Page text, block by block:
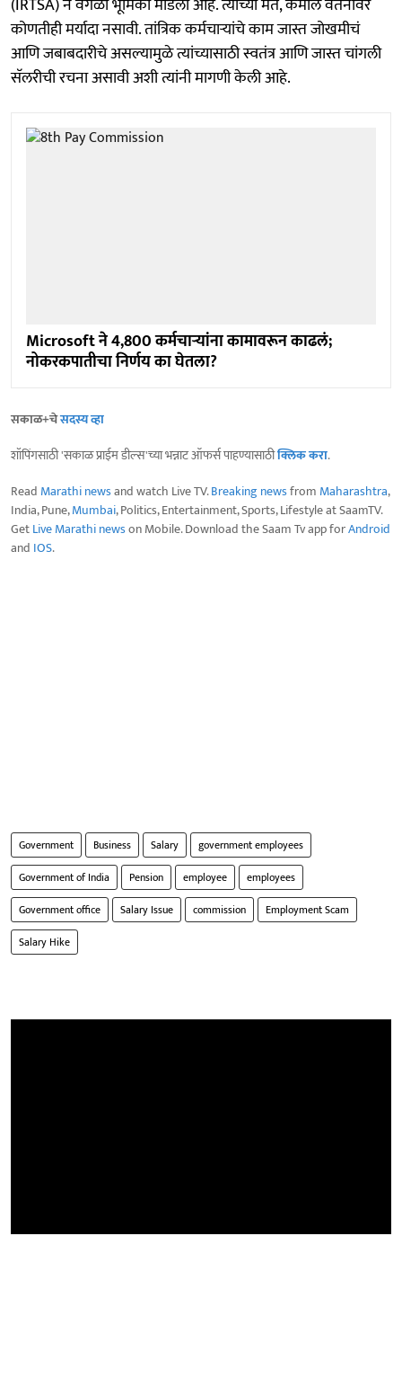
कोणतीही मर्यादा नसावी. तांत्रिक कर्मचाऱ्यांचे काम जास्त जोखमीचं
आणि जबाबदारीचे असल्यामुळे त्यांच्यासाठी स्वतंत्र आणि जास्त चांगली
सॅलरीची रचना असावी अशी त्यांनी मागणी केली आहे.
Microsoft ने 4,800 कर्मचाऱ्यांना कामावरून काढलं;
नोकरकपातीचा निर्णय का घेतला?
सकाळ+चेसदस्य व्हा
शॉपिंगसाठी 'सकाळ प्राईम डील्स'च्या भन्नाट ऑफर्स पाहण्यासाठीक्लिक करा.
Read Marathi newsand watch Live TV.Breaking newsfrom Maharashtra,
India, Pune,Mumbai, Politics, Entertainment, Sports, Lifestyle at SaamTV.
GetLive Marathi newson Mobile. Download the Saam Tv app forAndroid
and IOS.
Government Business Salary
government employees
Government of India
Pension employee
employees
Government office
Salary Issue commission
Employment Scam
Salary Hike